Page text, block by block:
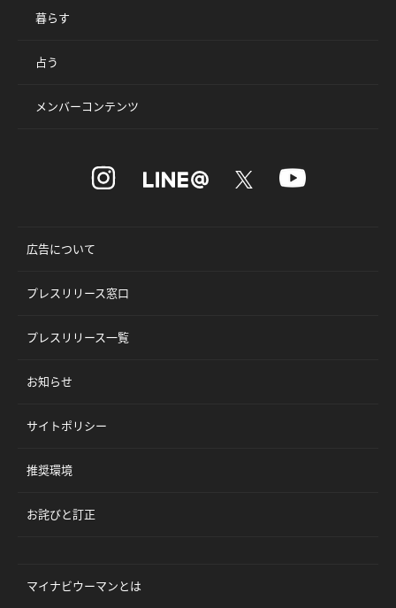
暮らす
占う
メンバーコンテンツ
広告について
プレスリリース窓口
プレスリリース一覧
お知らせ
サイトポリシー
推奨環境
お詫びと訂正
マイナビウーマンとは